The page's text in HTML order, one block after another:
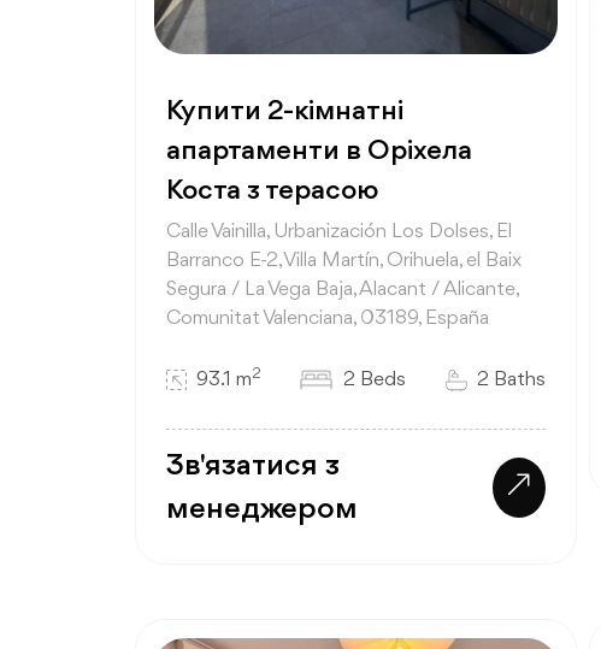
Купити 2-кімнатні
апартаменти в Оріхела
Коста з терасою
Calle Vainilla, Urbanización Los Dolses, El
Barranco E-2, Villa Martín, Orihuela, el Baix
Segura / La Vega Baja, Alacant / Alicante,
Comunitat Valenciana, 03189, España
93.1 m2 2 Beds 2 Baths
Зв'язатися з
менеджером